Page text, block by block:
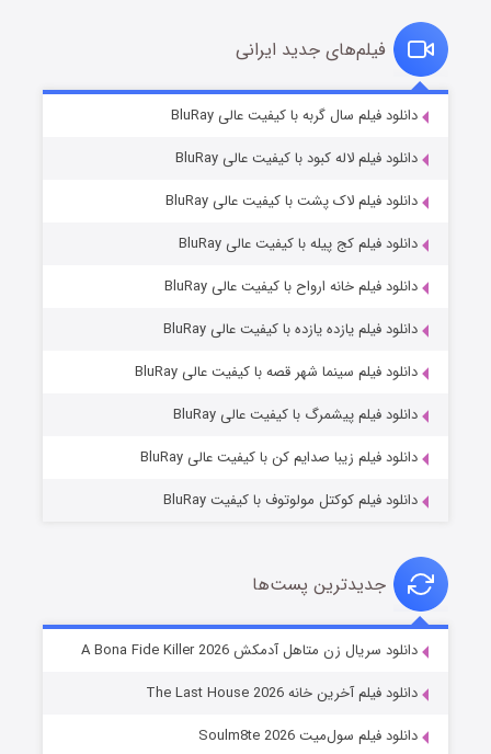
قسمت۲ (زیرنویس) منتشر شد
شوگر فصل ۲
فیلم‌های جدید ایرانی
دانلود فیلم سال گربه با کیفیت عالی BluRay
دانلود فیلم لاله کبود با کیفیت عالی BluRay
دانلود فیلم لاک پشت با کیفیت عالی BluRay
دانلود فیلم کج‌ پیله با کیفیت عالی BluRay
دانلود فیلم خانه ارواح با کیفیت عالی BluRay
دانلود فیلم یازده یازده با کیفیت عالی BluRay
دانلود فیلم سینما شهر قصه با کیفیت عالی BluRay
دانلود فیلم پیشمرگ با کیفیت عالی BluRay
دانلود فیلم زیبا صدایم کن با کیفیت عالی BluRay
دانلود فیلم کوکتل مولوتوف با کیفیت BluRay
جدیدترین پست‌ها
دانلود سریال زن متاهل آدمکش A Bona Fide Killer 2026
دانلود فیلم آخرین خانه The Last House 2026
دانلود فیلم سول‌میت Soulm8te 2026